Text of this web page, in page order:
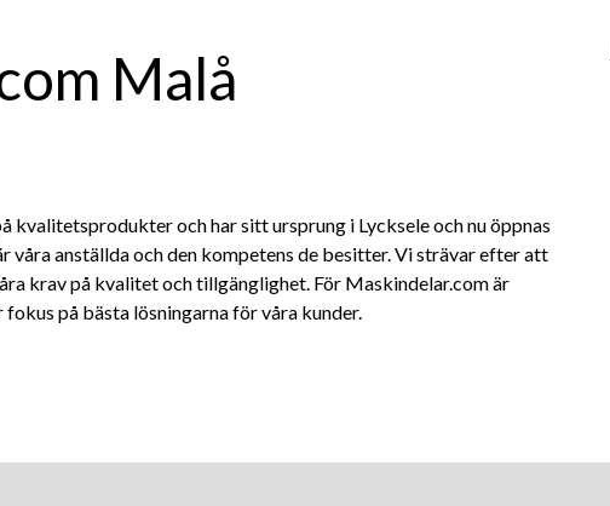
Malå
kvalitetsprodukter och har sitt ursprung i Lycksele och nu öppnas
våra anställda och den kompetens de besitter. Vi strävar efter att
krav på kvalitet och tillgänglighet. För Maskindelar.com är
på bästa lösningarna för våra kunder.